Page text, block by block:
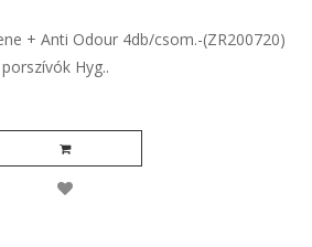
+ Anti Odour 4db/csom.-(ZR200720)
Hyg..